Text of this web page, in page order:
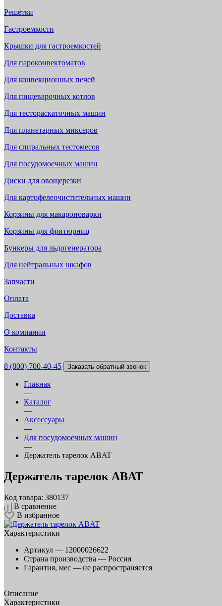
Решётки
Гастроемкости
Крышки для гастроемкостей
Для пароконвектоматов
Для конвекционных печей
Для пищеварочных котлов
Для тестораскаточных машин
Для планетарных миксеров
Для спиральных тестомесов
Для посудомоечных машин
Диски для овощерезки
Для картофелеочистительных машин
Корзины для макароноварки
Корзины для фритюрниц
Бункеры для льдогенератора
Для нейтральных шкафов
Запчасти
Оплата
Доставка
О компании
Контакты
8 (800) 700-40-45 Заказать обратный звонок
Главная
—
Каталог
—
Аксессуары
—
Для посудомоечных машин
—
Держатель тарелок ABAT
Держатель тарелок ABAT
Код товара: 380137
В сравнение
В избранное
Характеристики
Артикул — 12000026622
Страна производства — Россия
Гарантия, мес — не распространяется
Описание
Характеристики